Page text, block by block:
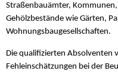
Straßenbauämter,
Gehölzbestände wie Gärten,
Wohnungsbaugesellschaften.
Die qualifizierten Absolventen
Fehleinschätzungen bei der